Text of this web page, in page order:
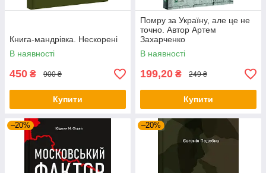
Книга-мандрівка. Нескорені
В наявності
450 ₴ 900 ₴
Купити
Помру за Україну, але це не
точно. Автор Артем
Захарченко
В наявності
199,20 ₴ 249 ₴
Купити
–20% –20%